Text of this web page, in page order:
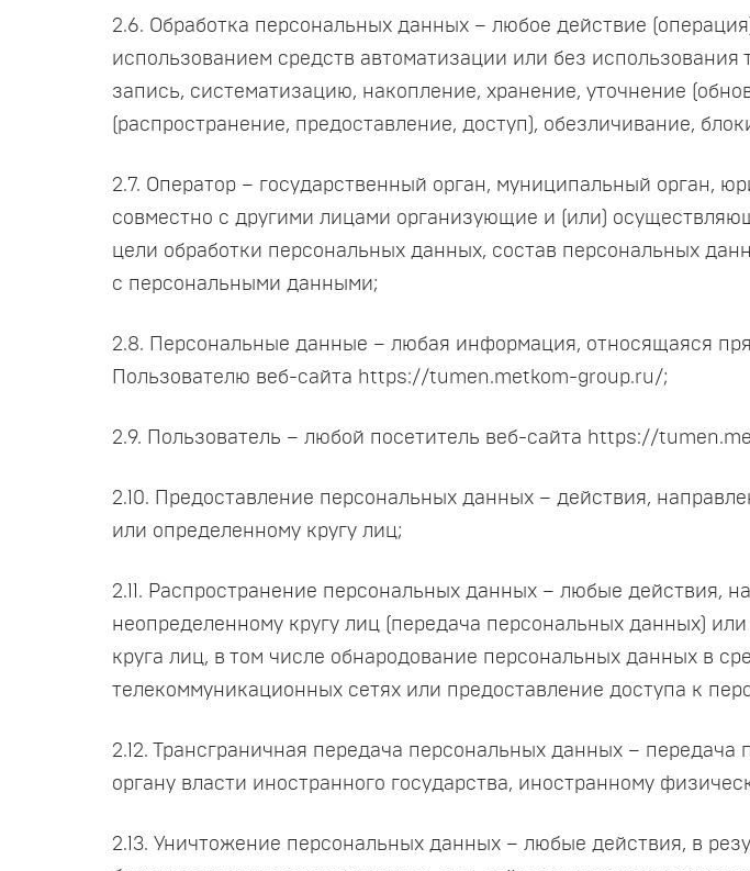
2.6. Обработка персональных данных – любое действие
использованием средств автоматизации или без
запись, систематизацию, накопление, хранение, уточнение
(распространение, предоставление, доступ), обезличивание,
2.7. Оператор – государственный орган, муниципальный орган,
совместно с другими лицами организующие и (или)
цели обработки персональных данных, состав персональных
с персональными данными;
2.8. Персональные данные – любая информация, относящаяся
Пользователю веб-сайта https://tumen.metkom-group.ru/;
2.9. Пользователь – любой посетитель веб-сайта https://
2.10. Предоставление персональных данных – действия,
или определенному кругу лиц;
2.11. Распространение персональных данных – любые действия,
неопределенному кругу лиц (передача персональных данных)
круга лиц, в том числе обнародование персональных данных в
телекоммуникационных сетях или предоставление доступа к
2.12. Трансграничная передача персональных данных –
органу власти иностранного государства, иностранному
2.13. Уничтожение персональных данных – любые действия, в